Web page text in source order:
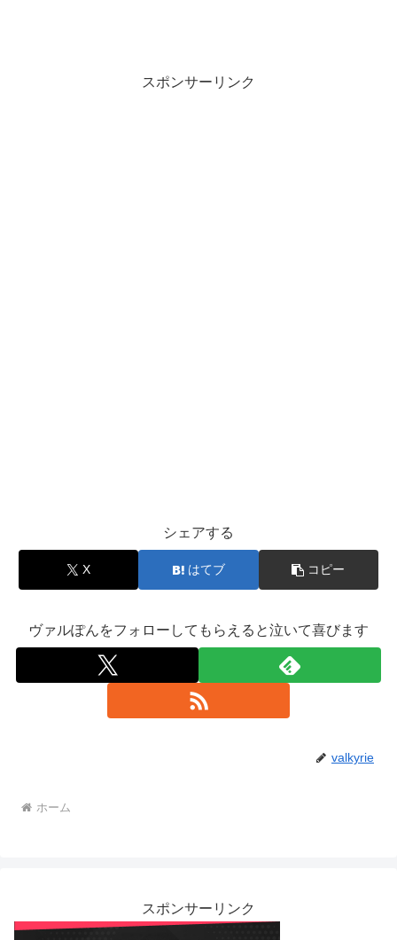
スポンサーリンク
シェアする
X はてブ コピー
ヴァルぽんをフォローしてもらえると泣いて喜びます
valkyrie
ホーム
スポンサーリンク